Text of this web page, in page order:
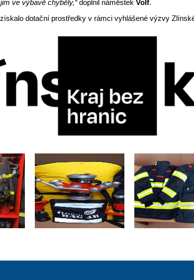
ve výbavě chyběly,“doplnil náměstekVolf.
dotační prostředky v rámci vyhlášené výzvy